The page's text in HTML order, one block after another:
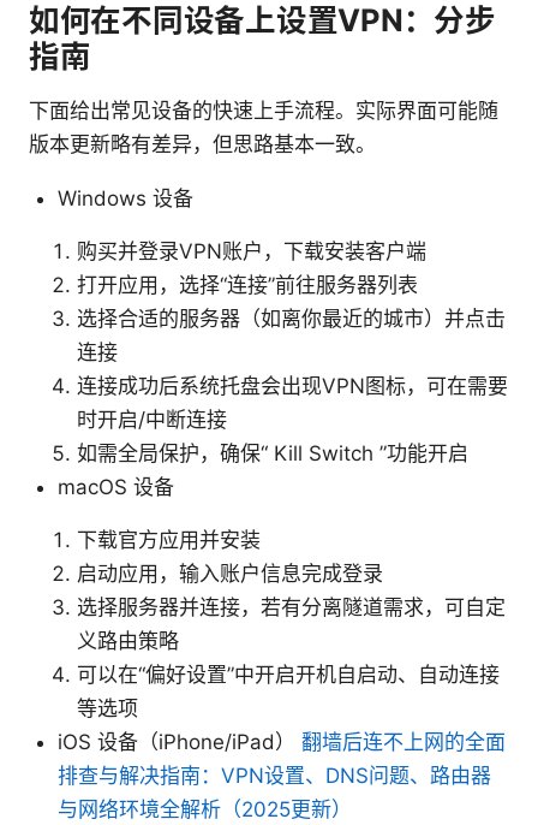
如何在不同设备上设置VPN：分步
指南
下面给出常见设备的快速上手流程。实际界面可能随
版本更新略有差异，但思路基本一致。
Windows 设备
购买并登录VPN账户，下载安装客户端
打开应用，选择“连接”前往服务器列表
选择合适的服务器（如离你最近的城市）并点击
连接
连接成功后系统托盘会出现VPN图标，可在需要
时开启/中断连接
如需全局保护，确保“ Kill Switch ”功能开启
macOS 设备
下载官方应用并安装
启动应用，输入账户信息完成登录
选择服务器并连接，若有分离隧道需求，可自定
义路由策略
可以在“偏好设置”中开启开机自启动、自动连接
等选项
iOS 设备（iPhone/iPad） 翻墙后连不上网的全面
排查与解决指南：VPN设置、DNS问题、路由器
与网络环境全解析（2025更新）